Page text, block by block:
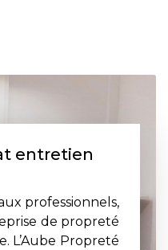
entretien
professionnels,
de propreté
L’Aube Propreté